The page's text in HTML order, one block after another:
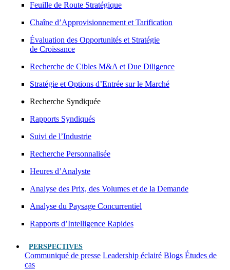
Feuille de Route Stratégique
Chaîne d’Approvisionnement et Tarification
Évaluation des Opportunités et Stratégie
de Croissance
Recherche de Cibles M&A et Due Diligence
Stratégie et Options d’Entrée sur le Marché
Recherche Syndiquée
Rapports Syndiqués
Suivi de l’Industrie
Recherche Personnalisée
Heures d’Analyste
Analyse des Prix, des Volumes et de la Demande
Analyse du Paysage Concurrentiel
Rapports d’Intelligence Rapides
PERSPECTIVES
Communiqué de presse Leadership éclairé Blogs Études de
cas